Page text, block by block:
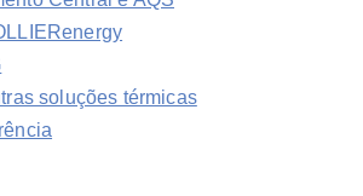
soluções térmicas